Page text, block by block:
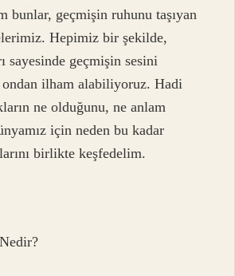
geçmişin ruhunu taşıyan
Hepimiz bir şekilde,
sayesinde geçmişin sesini
ilham alabiliyoruz. Hadi
ne olduğunu, ne anlam
için neden bu kadar
birlikte keşfedelim.